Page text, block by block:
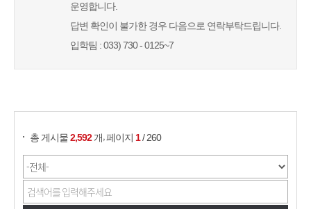
운영합니다.
답변 확인이 불가한 경우 다음으로 연락부탁드립니다.
입학팀 : 033) 730 - 0125~7
총 게시물2,592 개,페이지 1/ 260